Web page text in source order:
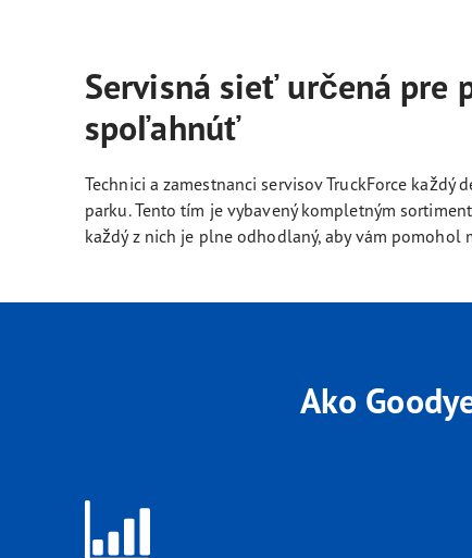
Servisná sieť určená pre
spoľahnúť
Technici a zamestnanci servisov TruckForce
parku. Tento tím je vybavený kompletným
každý z nich je plne odhodlaný, aby vám
Ako